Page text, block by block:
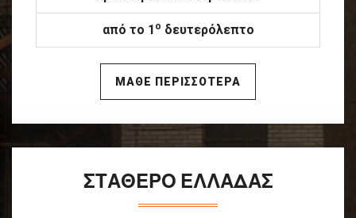
από το 1 ο δευτερόλεπτο
ΜΑΘΕ ΠΕΡΙΣΣΟΤΕΡΑ
ΣΤΑΘΕΡΟ ΕΛΛΑΔΑΣ